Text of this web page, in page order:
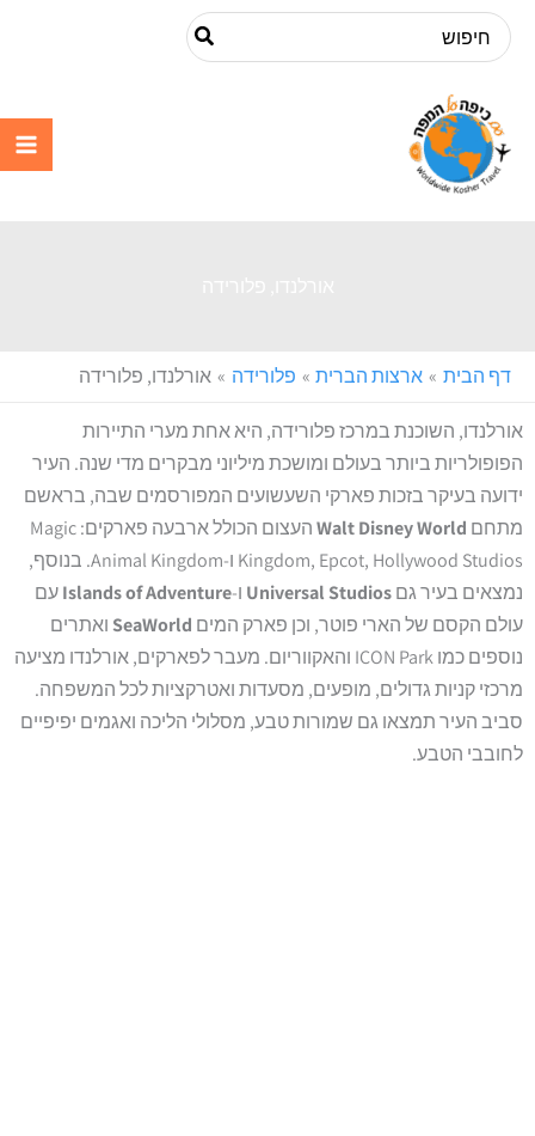
דילוג
לתוכן
Search
for:
דף הבית ארצות הברית פלורידה אורלנדו, פלורידה
אורלנדו, השוכנת במרכז פלורידה, היא אחת מערי התיירות
הפופולריות ביותר בעולם ומושכת מיליוני מבקרים מדי שנה. העיר
ידועה בעיקר בזכות פארקי השעשועים המפורסמים שבה, בראשם
מתחם Walt Disney World
העצום הכולל ארבעה פארקים: Magic
Kingdom, Epcot, Hollywood Studios ו-Animal Kingdom. בנוסף,
נמצאים בעיר גםUniversal Studios ו-Islands of Adventureעם
עולם הקסם של הארי פוטר, וכן פארק המים SeaWorld ואתרים
נוספים כמו ICON Park והאקווריום. מעבר לפארקים, אורלנדו מציעה
מרכזי קניות גדולים, מופעים, מסעדות ואטרקציות לכל המשפחה.
סביב העיר תמצאו גם שמורות טבע, מסלולי הליכה ואגמים יפיפיים
לחובבי הטבע.